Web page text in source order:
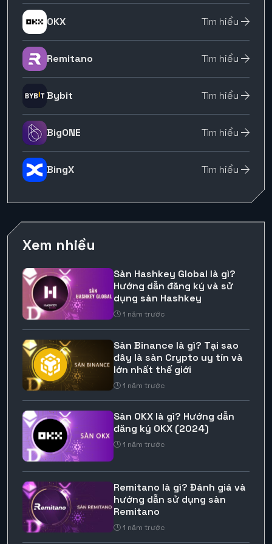
OKX Tìm hiểu
Remitano Tìm hiểu
Bybit Tìm hiểu
BigONE Tìm hiểu
BingX Tìm hiểu
Xem nhiều
Sàn Hashkey Global là gì?
Hướng dẫn đăng ký và sử
dụng sàn Hashkey
1 năm trước
Sàn Binance là gì? Tại sao
đây là sàn Crypto uy tín và
lớn nhất thế giới
1 năm trước
Sàn OKX là gì? Hướng dẫn
đăng ký OKX (2024)
1 năm trước
Remitano là gì? Đánh giá và
hướng dẫn sử dụng sàn
Remitano
1 năm trước